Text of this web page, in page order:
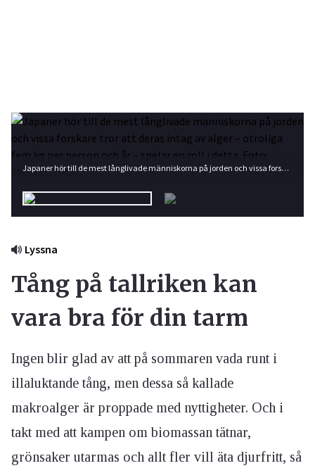
Japaner hör till de mest långlivade människorna på jorden och vissa forskare tror att deras intag av alger – otroliga fem kg per person och år – spelar en roll i detta. Foto: Shutterstock
Lyssna
Tång på tallriken kan
vara bra för din tarm
Ingen blir glad av att på sommaren vada runt i
illaluktande tång, men dessa så kallade
makroalger är proppade med nyttigheter. Och i
takt med att kampen om biomassan tätnar,
grönsaker utarmas och allt fler vill äta djurfritt, så